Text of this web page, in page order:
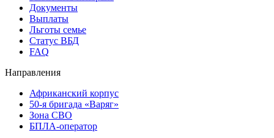
Документы
Выплаты
Льготы семье
Статус ВБД
FAQ
Направления
Африканский корпус
50-я бригада «Варяг»
Зона СВО
БПЛА-оператор